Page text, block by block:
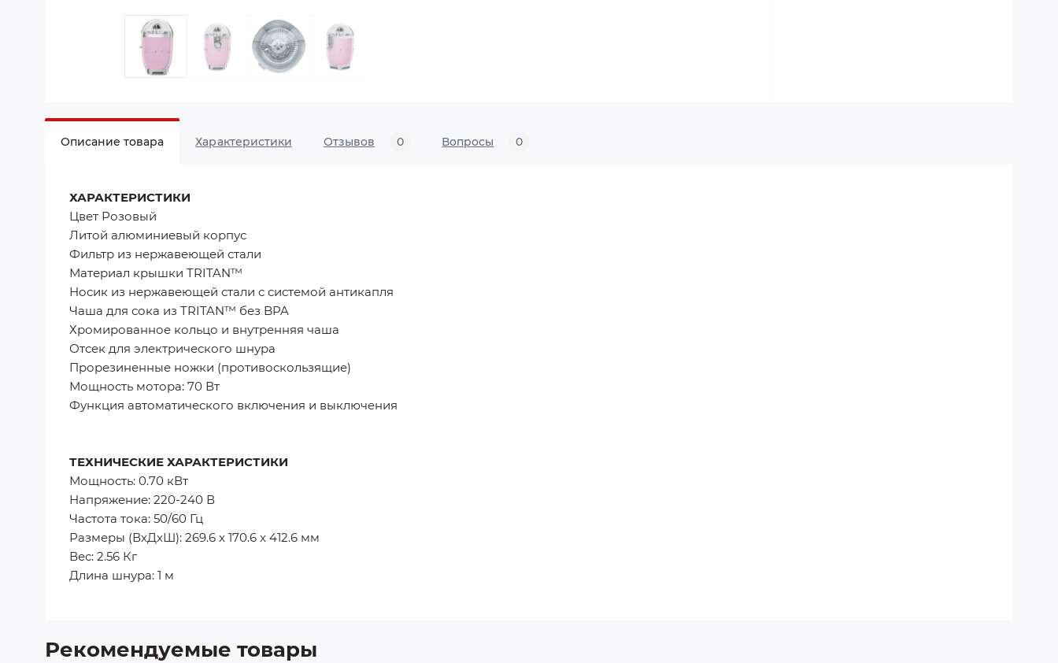
Описание товара Характеристики Отзывов 0 Вопросы 0
ХАРАКТЕРИСТИКИ
Цвет Розовый
Литой алюминиевый корпус
Фильтр из нержавеющей стали
Материал крышки TRITAN™
Носик из нержавеющей стали с системой антикапля
Чаша для сока из TRITAN™ без BPA
Хромированное кольцо и внутренняя чаша
Отсек для электрического шнура
Прорезиненные ножки (противоскользящие)
Мощность мотора: 70 Вт
Функция автоматического включения и выключения
ТЕХНИЧЕСКИЕ ХАРАКТЕРИСТИКИ
Мощность: 0.70 кВт
Напряжение: 220-240 В
Частота тока: 50/60 Гц
Размеры (ВхДхШ): 269.6 x 170.6 x 412.6 мм
Вес: 2.56 Кг
Длина шнура: 1 м
Рекомендуемые товары